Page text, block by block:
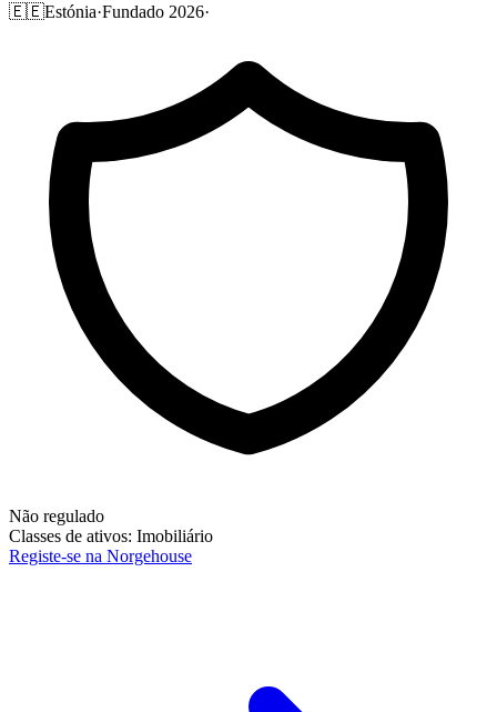
🇪🇪Estónia·Fundado 2026·
Não regulado
Classes de ativos: Imobiliário
Registe-se na Norgehouse